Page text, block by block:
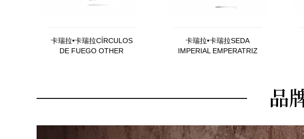
卡瑞拉•卡瑞拉CÍRCULOS
DE FUEGO OTHER
卡瑞拉•卡瑞拉SEDA
IMPERIAL EMPERATRIZ